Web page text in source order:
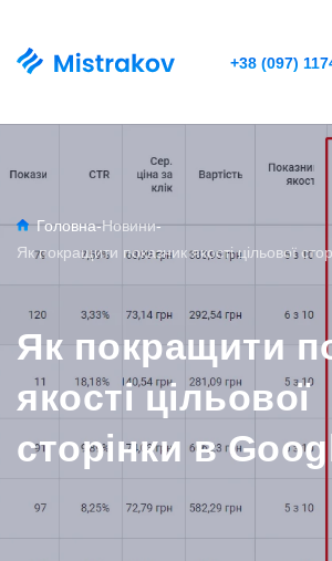
+38 (097)
Головна-Новини-
Як покращити показник якості цільової
Як покращити
якості цільової
сторінки в